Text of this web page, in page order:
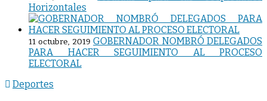
Horizontales
11 octubre, 2019 GOBERNADOR NOMBRÓ DELEGADOS
PARA HACER SEGUIMIENTO AL PROCESO
ELECTORAL
Deportes